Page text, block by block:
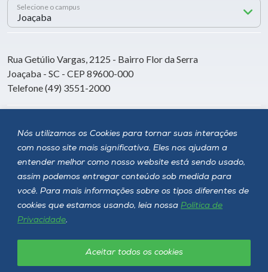
Nós utilizamos os Cookies para tornar suas interações
com nosso site mais significativa. Eles nos ajudam a
entender melhor como nosso website está sendo usado,
assim podemos entregar conteúdo sob medida para
você. Para mais informações sobre os tipos diferentes de
cookies que estamos usando, leia nossa Política de
Privacidade.
Aceitar todos os cookies
Selecione o campus
Rua Getúlio Vargas, 2125 - Bairro Flor da Serra
Joaçaba - SC - CEP 89600-000
Telefone (49) 3551-2000
Siga a Unoesc
Política de privacidade LGPD